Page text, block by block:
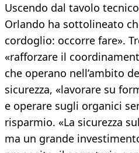
Uscendo dal tavolo
Orlando ha sottolineato
cordoglio: occorre fare».
«rafforzare il
che operano nell’ambito
sicurezza, «lavorare su
e operare sugli organici
risparmio. «La sicurezza
ma un grande